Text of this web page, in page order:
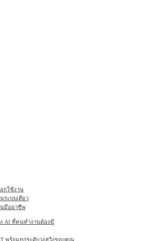
อกใช้งาน
ระบบเดียว
นมืออาชีพ
ง AI ที่คนทำงานต้องมี
พร้อมยกระดับวงสวิงของคุณ